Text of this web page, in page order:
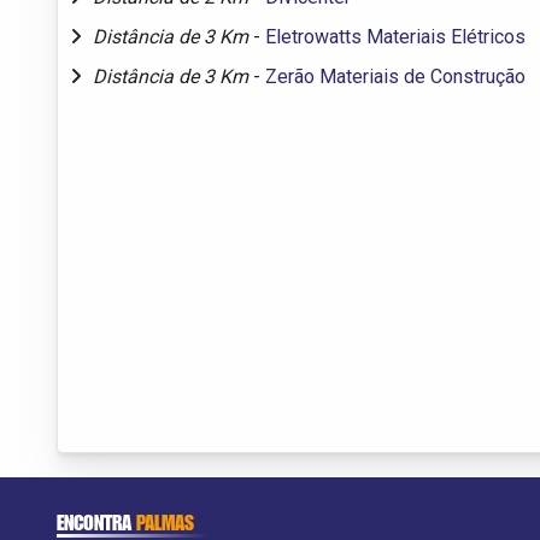
Distância de 3 Km - Eletrowatts Materiais Elétricos
Distância de 3 Km - Zerão Materiais de Construção
ENCONTRAPALMAS